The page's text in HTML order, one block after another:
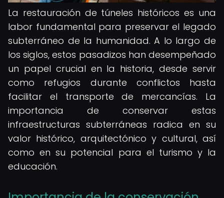
La restauración de túneles históricos es una
labor fundamental para preservar el legado
subterráneo de la humanidad. A lo largo de
los siglos, estos pasadizos han desempeñado
un papel crucial en la historia, desde servir
como refugios durante conflictos hasta
facilitar el transporte de mercancías. La
importancia de conservar estas
infraestructuras subterráneas radica en su
valor histórico, arquitectónico y cultural, así
como en su potencial para el turismo y la
educación.